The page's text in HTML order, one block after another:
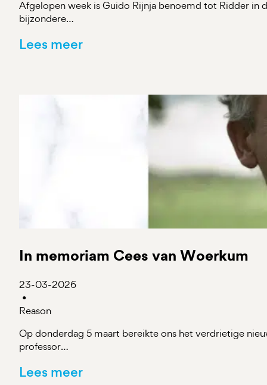
Afgelopen week is Guido Rijnja benoemd tot Ridder in
bijzondere…
Lees meer
In memoriam Cees van Woerkum
23-03-2026
•
Reason
Op donderdag 5 maart bereikte ons het verdrietige
professor…
Lees meer